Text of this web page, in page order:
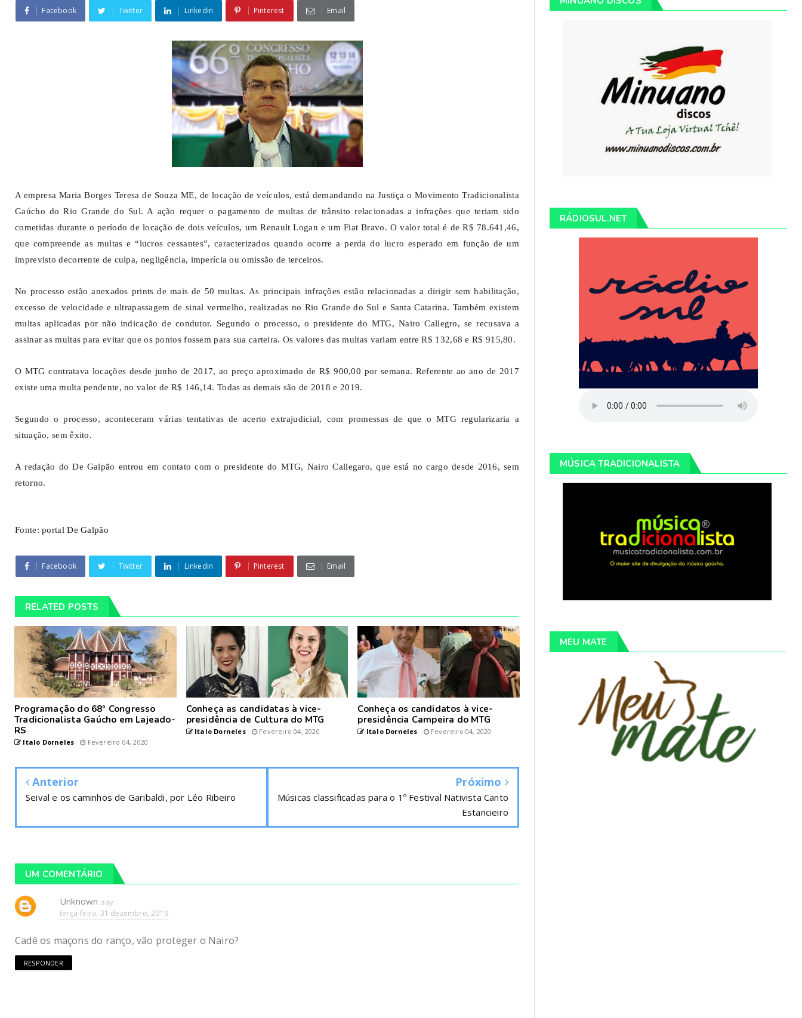
Facebook Twitter Linkedin Pinterest Email
A empresa Maria Borges Teresa de Souza ME, de locação de veículos, está demandando na Justiça o Movimento Tradicionalista
Gaúcho do Rio Grande do Sul. A ação requer o pagamento de multas de trânsito relacionadas a infrações que teriam sido
cometidas durante o período de locação de dois veículos, um Renault Logan e um Fiat Bravo. O valor total é de R$ 78.641,46,
que compreende as multas e “lucros cessantes”, caracterizados quando ocorre a perda do lucro esperado em função de um
imprevisto decorrente de culpa, negligência, imperícia ou omissão de terceiros.
No processo estão anexados prints de mais de 50 multas. As principais infrações estão relacionadas a dirigir sem habilitação,
excesso de velocidade e ultrapassagem de sinal vermelho, realizadas no Rio Grande do Sul e Santa Catarina. Também existem
multas aplicadas por não indicação de condutor. Segundo o processo, o presidente do MTG, Nairo Callegro, se recusava a
assinar as multas para evitar que os pontos fossem para sua carteira. Os valores das multas variam entre R$ 132,68 e R$ 915,80.
O MTG contratava locações desde junho de 2017, ao preço aproximado de R$ 900,00 por semana. Referente ao ano de 2017
existe uma multa pendente, no valor de R$ 146,14. Todas as demais são de 2018 e 2019.
Segundo o processo, aconteceram várias tentativas de acerto extrajudicial, com promessas de que o MTG regularizaria a
situação, sem êxito.
A redação do De Galpão entrou em contato com o presidente do MTG, Nairo Callegaro, que está no cargo desde 2016, sem
retorno.
Fonte: portalDe Galpão
Facebook Twitter Linkedin Pinterest Email
RELATED POSTS
Programação do 68º Congresso
Tradicionalista Gaúcho em Lajeado-
RS
Italo Dorneles Fevereiro 04, 2020
Conheça as candidatas à vice-
presidência de Cultura do MTG
Italo Dorneles Fevereiro 04, 2020
Conheça os candidatos à vice-
presidência Campeira do MTG
Italo Dorneles Fevereiro 04, 2020
Anterior
Seival e os caminhos de Garibaldi, por Léo Ribeiro
Próximo
Músicas classificadas para o 1º Festival Nativista Canto
Estancieiro
UM COMENTÁRIO
Unknown
terça-feira, 31 dezembro, 2019
Cadê os maçons do ranço, vão proteger o Nairo?
RESPONDER
RÁDIOSUL.NET
MÚSICA TRADICIONALISTA
MEU MATE